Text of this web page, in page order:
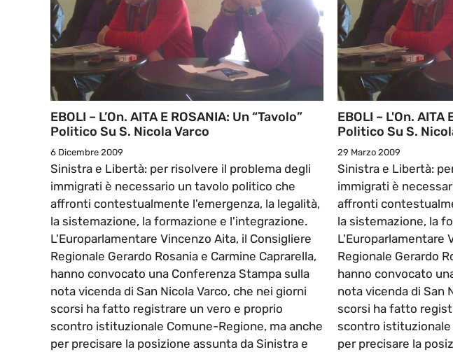
EBOLI – L’On. AITA E ROSANIA: Un “tavolo”
Politico Su S. Nicola Varco
6 Dicembre 2009
Sinistra e Libertà: per risolvere il problema degli
immigrati è necessario un tavolo politico che
affronti contestualmente l'emergenza, la legalità,
la sistemazione, la formazione e l'integrazione.
L'Europarlamentare Vincenzo Aita, il Consigliere
Regionale Gerardo Rosania e Carmine Caprarella,
hanno convocato una Conferenza Stampa sulla
nota vicenda di San Nicola Varco, che nei giorni
scorsi ha fatto registrare un vero e proprio
scontro istituzionale Comune-Regione, ma anche
per precisare la posizione assunta da Sinistra e
EBOLI – L'On.
Politico Su S.
29 Marzo 2009
Sinistra e Libertà:
immigrati è
affronti
la sistemazione, la
L'Europarlamentare
Regionale Gerardo
hanno convocato
nota vicenda di San
scorsi ha fatto
scontro istituzionale
per precisare la